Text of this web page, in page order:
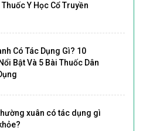
Y Học Cổ Truyền
Có Tác Dụng Gì? 10
Bật Và 5 Bài Thuốc Dân
xuân có tác dụng gì